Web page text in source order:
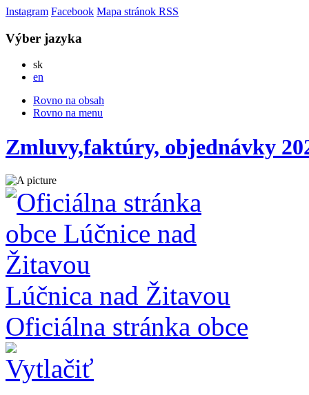
Instagram Facebook Mapa stránok RSS
Výber jazyka
skSlovensky
en
Rovno na obsah
Rovno na menu
Zmluvy,faktúry, objednávky
Lúčnica nad Žitavou
Oficiálna stránka obce